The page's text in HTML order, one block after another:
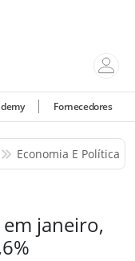
Fornecedores
Economia E Política
janeiro,